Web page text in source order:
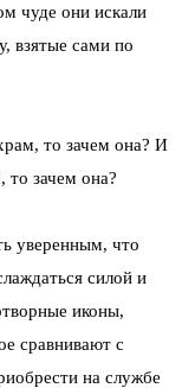
чуде они искали
взятые сами по
то зачем она? И
то зачем она?
уверенным, что
силой и
иконы,
сравнивают с
на службе